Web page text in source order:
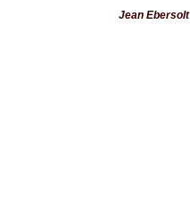
Jean Ebersolt